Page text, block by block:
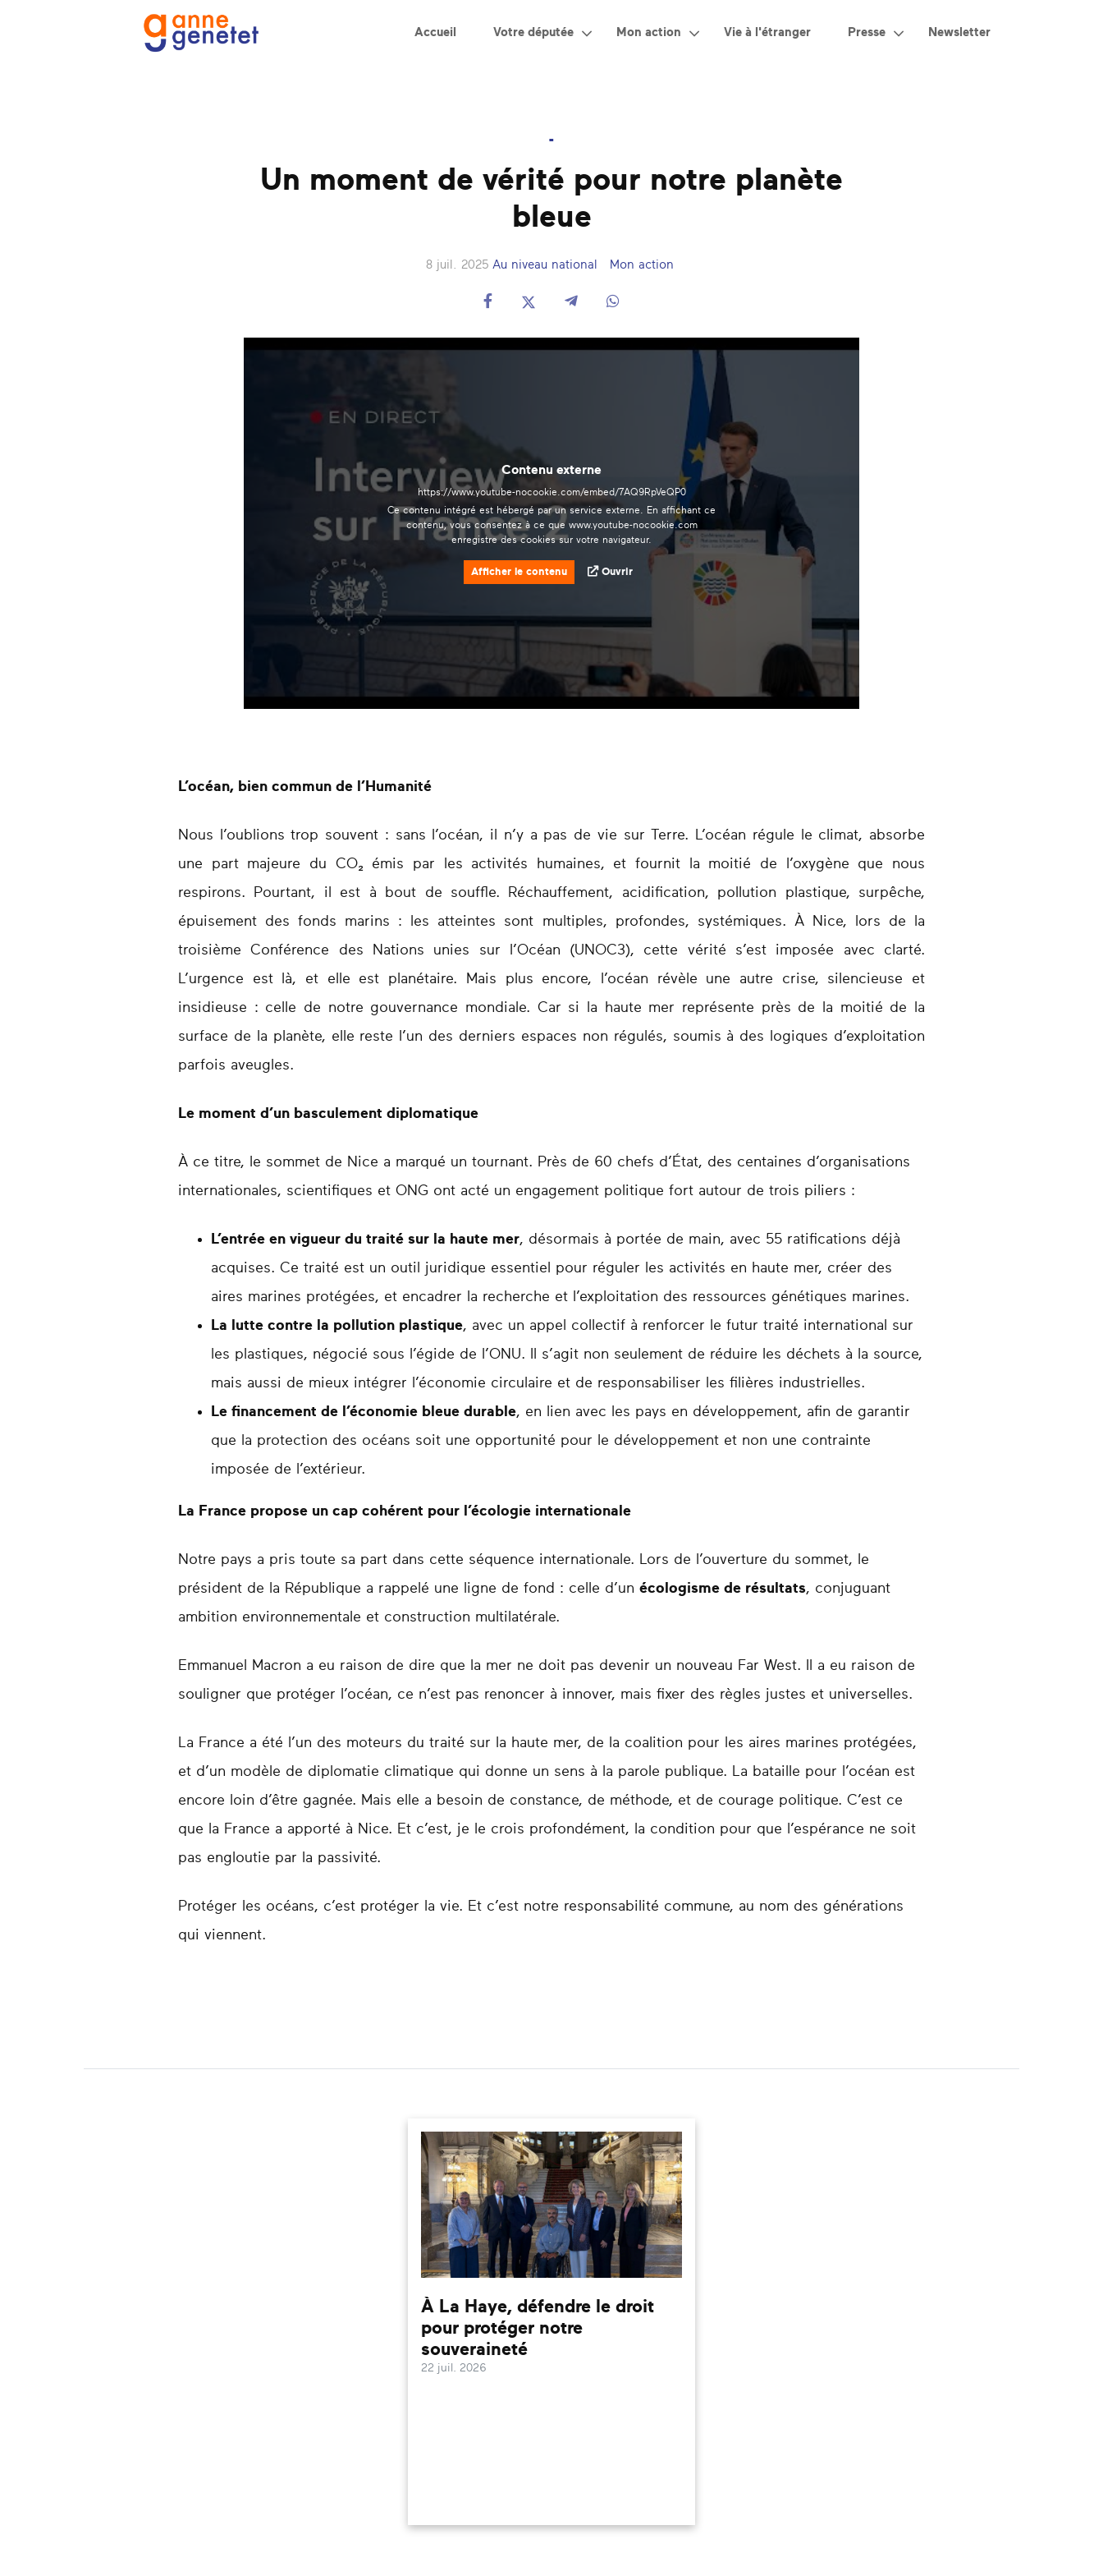
Accueil Votre députée Mon action Vie à l'étranger Presse Newsletter
-
Un moment de vérité pour notre planète
bleue
8 juil. 2025 Au niveau national Mon action
Contenu externe
https://www.youtube-nocookie.com/embed/7AQ9RpVeQP0
Ce contenu intégré est hébergé par un service externe. En affichant ce
contenu, vous consentez à ce que www.youtube-nocookie.com
enregistre des cookies sur votre navigateur.
Afficher le contenu Ouvrir
L’océan, bien commun de l’Humanité
Nous l’oublions trop souvent : sans l’océan, il n’y a pas de vie sur Terre. L’océan régule le climat, absorbe
une part majeure du CO₂ émis par les activités humaines, et fournit la moitié de l’oxygène que nous
respirons. Pourtant, il est à bout de souffle. Réchauffement, acidification, pollution plastique, surpêche,
épuisement des fonds marins : les atteintes sont multiples, profondes, systémiques. À Nice, lors de la
troisième Conférence des Nations unies sur l’Océan (UNOC3), cette vérité s’est imposée avec clarté.
L’urgence est là, et elle est planétaire. Mais plus encore, l’océan révèle une autre crise, silencieuse et
insidieuse : celle de notre gouvernance mondiale. Car si la haute mer représente près de la moitié de la
surface de la planète, elle reste l’un des derniers espaces non régulés, soumis à des logiques d’exploitation
parfois aveugles.
Le moment d’un basculement diplomatique
À ce titre, le sommet de Nice a marqué un tournant. Près de 60 chefs d’État, des centaines d’organisations
internationales, scientifiques et ONG ont acté un engagement politique fort autour de trois piliers :
L’entrée en vigueur du traité sur la haute mer, désormais à portée de main, avec 55 ratifications déjà
acquises. Ce traité est un outil juridique essentiel pour réguler les activités en haute mer, créer des
aires marines protégées, et encadrer la recherche et l’exploitation des ressources génétiques marines.
La lutte contre la pollution plastique, avec un appel collectif à renforcer le futur traité international sur
les plastiques, négocié sous l’égide de l’ONU. Il s’agit non seulement de réduire les déchets à la source,
mais aussi de mieux intégrer l’économie circulaire et de responsabiliser les filières industrielles.
Le financement de l’économie bleue durable, en lien avec les pays en développement, afin de garantir
que la protection des océans soit une opportunité pour le développement et non une contrainte
imposée de l’extérieur.
La France propose un cap cohérent pour l’écologie internationale
Notre pays a pris toute sa part dans cette séquence internationale. Lors de l’ouverture du sommet, le
président de la République a rappelé une ligne de fond : celle d’un écologisme de résultats, conjuguant
ambition environnementale et construction multilatérale.
Emmanuel Macron a eu raison de dire que la mer ne doit pas devenir un nouveau Far West. Il a eu raison de
souligner que protéger l’océan, ce n’est pas renoncer à innover, mais fixer des règles justes et universelles.
La France a été l’un des moteurs du traité sur la haute mer, de la coalition pour les aires marines protégées,
et d’un modèle de diplomatie climatique qui donne un sens à la parole publique. La bataille pour l’océan est
encore loin d’être gagnée. Mais elle a besoin de constance, de méthode, et de courage politique. C’est ce
que la France a apporté à Nice. Et c’est, je le crois profondément, la condition pour que l’espérance ne soit
pas engloutie par la passivité.
Protéger les océans, c’est protéger la vie. Et c’est notre responsabilité commune, au nom des générations
qui viennent.
À La Haye, défendre le droit
pour protéger notre
souveraineté
22 juil. 2026